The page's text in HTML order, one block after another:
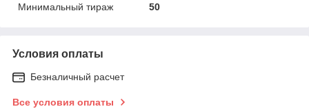
Минимальный тираж
50
Условия оплаты
Безналичный расчет
Все условия оплаты